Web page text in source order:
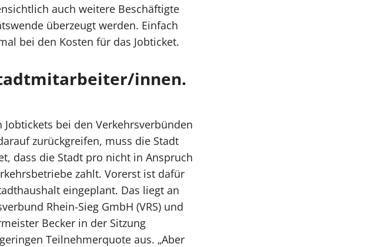
auch weitere Beschäftigte
überzeugt werden. Einfach
bei den Kosten für das Jobticket.
innen.
bei den Verkehrsverbünden
zurückgreifen, muss die Stadt
dass die Stadt pro nicht in Anspruch
zahlt. Vorerst ist dafür
eingeplant. Das liegt an
Rhein-Sieg GmbH (VRS) und
Becker in der Sitzung
Teilnehmerquote aus. „Aber